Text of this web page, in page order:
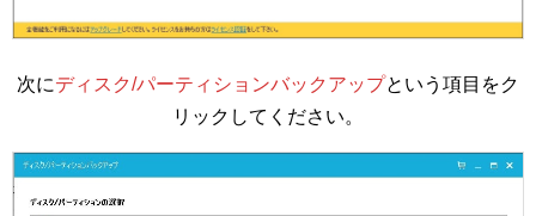
次にディスク/パーティションバックアップという項目をク
リックしてください。